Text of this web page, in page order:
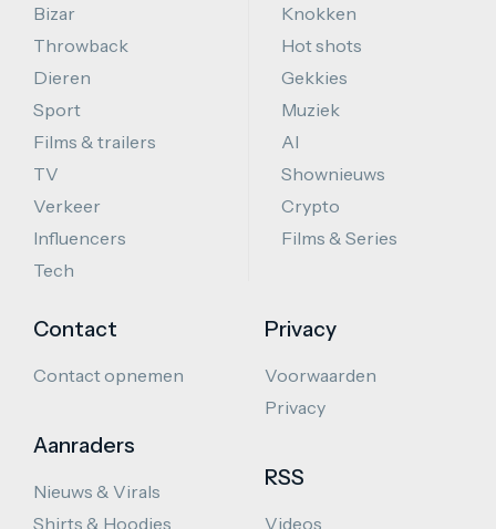
Bizar
Throwback
Dieren
Sport
Films & trailers
TV
Verkeer
Influencers
Tech
Knokken
Hot shots
Gekkies
Muziek
AI
Shownieuws
Crypto
Films & Series
Contact
Contact opnemen
Aanraders
Nieuws & Virals
Shirts & Hoodies
Privacy
Voorwaarden
Privacy
RSS
Videos